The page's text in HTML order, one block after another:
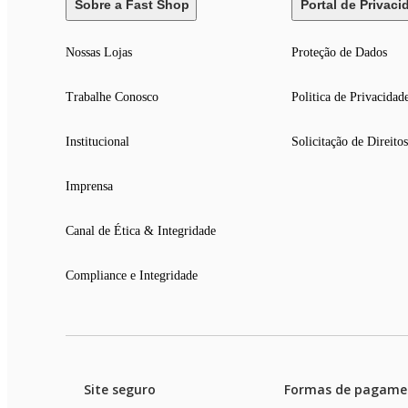
Sobre a Fast Shop
Nossas Lojas
Trabalhe Conosco
Institucional
Imprensa
Canal de Ética & Integridade
Compliance e Integridade
Portal de
Proteção de Dados
Politica de
Solicitação de Direitos
Site seguro Formas de